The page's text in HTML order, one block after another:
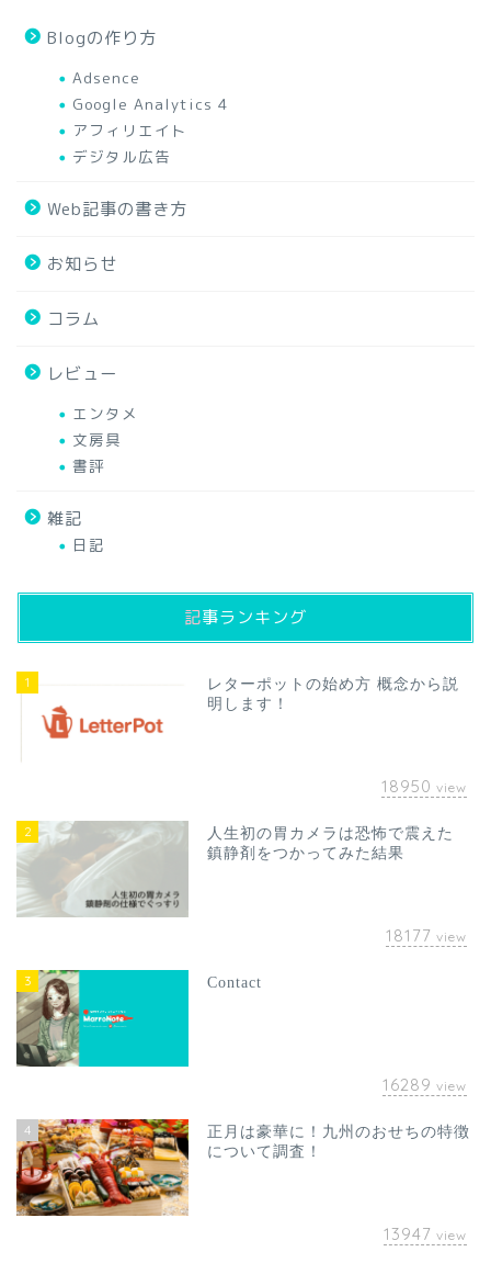
Blogの作り方
Adsence
Google Analytics 4
アフィリエイト
デジタル広告
Web記事の書き方
お知らせ
コラム
レビュー
エンタメ
文房具
書評
雑記
日記
記事ランキング
1
レターポットの始め方 概念から説
明します！
18950 view
2
人生初の胃カメラは恐怖で震えた
鎮静剤をつかってみた結果
18177 view
3 Contact
16289 view
4
正月は豪華に！九州のおせちの特徴
について調査！
13947 view